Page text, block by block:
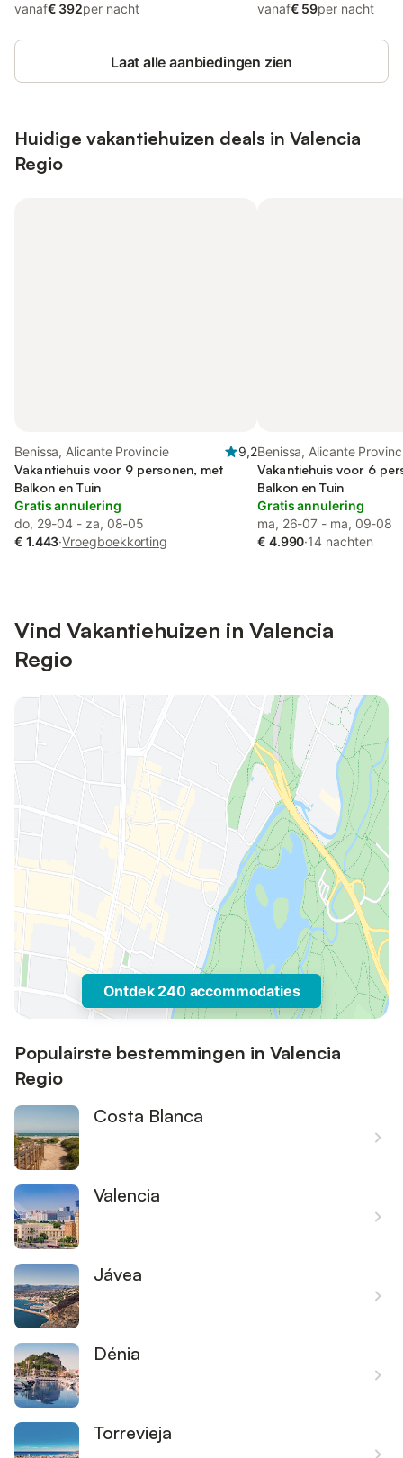
vanaf€ 392per nacht vanaf€ 59per nacht
Laat alle aanbiedingen zien
Huidige vakantiehuizen deals in Valencia
Regio
Benissa, Alicante Provincie
9,2
Vakantiehuis voor 9 personen, met
Balkon en Tuin
Gratis annulering
do, 29-04 - za, 08-05
€ 1.443·Vroegboekkorting
Benissa, Alicante
Vakantiehuis voor 6
Balkon en Tuin
Gratis annulering
ma, 26-07 - ma, 09-08
€ 4.990·14 nachten
Vind Vakantiehuizen in Valencia
Regio
Ontdek 240 accommodaties
Populairste bestemmingen in Valencia
Regio
Costa Blanca
Valencia
Jávea
Dénia
Torrevieja